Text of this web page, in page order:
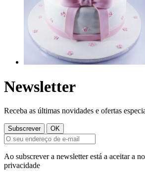
Newsletter
Receba as últimas novidades e ofertas
Ao subscrever a newsletter está a aceitar a
privacidade